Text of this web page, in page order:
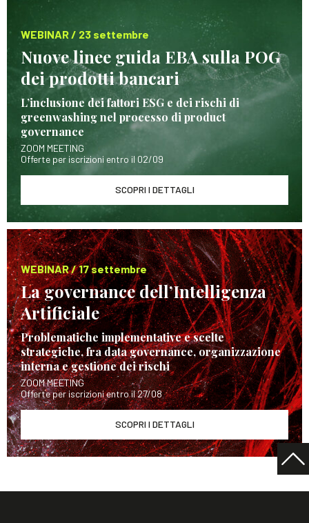
WEBINAR / 23 settembre
Nuove linee guida EBA sulla POG
dei prodotti bancari
L’inclusione dei fattori ESG e dei rischi di
greenwashing nel processo di product
governance
ZOOM MEETING
Offerte per iscrizioni entro il 02/09
SCOPRI I DETTAGLI
WEBINAR / 17 settembre
La governance dell’Intelligenza
Artificiale
Problematiche implementative e scelte
strategiche, fra data governance, organizzazione
interna e gestione dei rischi
ZOOM MEETING
Offerte per iscrizioni entro il 27/08
SCOPRI I DETTAGLI